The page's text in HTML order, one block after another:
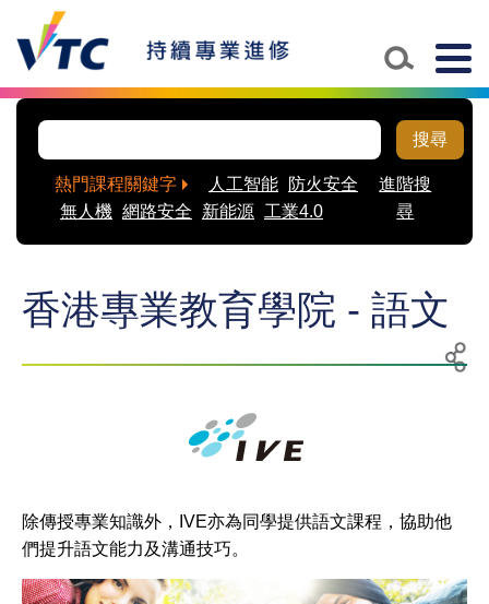
搜尋
熱門課程關鍵字 人工智能
防火安全
無人機 網路安全 新能源 工業4.0
進階搜
尋
香港專業教育學院 - 語文
平
除傳授專業知識外，IVE亦為同學提供語文課程，協助他
們提升語文能力及溝通技巧。